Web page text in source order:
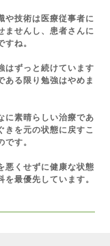
や技術は医療従事者に
ませんし、患者さんに
ね。
はずっと続けています
ある限り勉強はやめま
に素晴らしい治療であ
きを元の状態に戻すこ
す。
悪くせずに健康な状態
を最優先しています。